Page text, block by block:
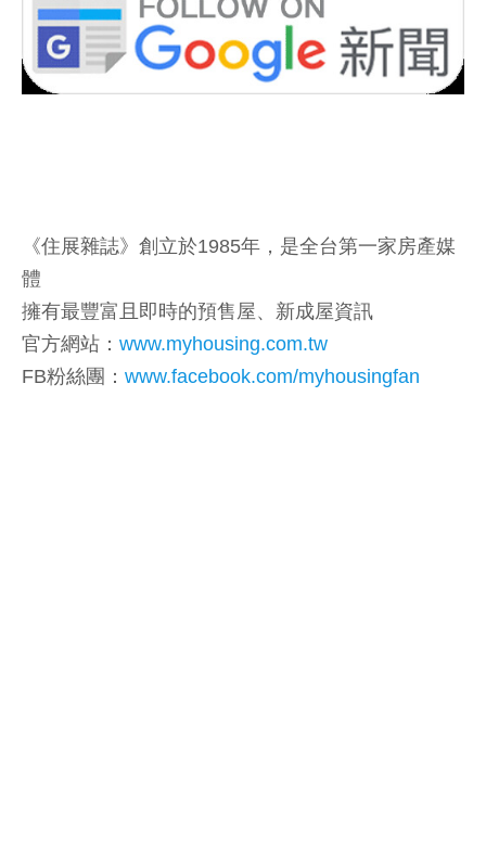
《住展雜誌》創立於1985年，是全台第一家房產媒
體
擁有最豐富且即時的預售屋、新成屋資訊
官方網站： www.myhousing.com.tw
FB粉絲團： www.facebook.com/myhousingfan